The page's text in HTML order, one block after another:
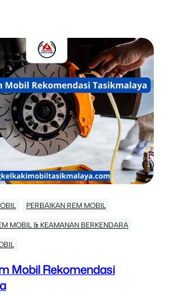
PERBAIKAN REM MOBIL
MOBIL & KEAMANAN BERKENDARA
Mobil Rekomendasi